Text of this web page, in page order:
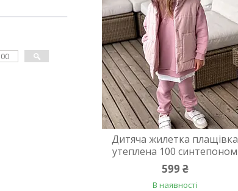
Дитяча жилетка плащівка
утеплена 100 синтепоном
599 ₴
В наявності